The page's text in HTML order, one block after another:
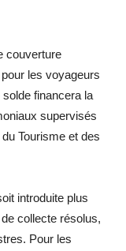
couverture
les voyageurs
financera la
supervisés
Tourisme et des
introduite plus
collecte résolus,
Pour les